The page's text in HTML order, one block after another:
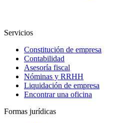
Servicios
Constitución de empresa
Contabilidad
Asesoría fiscal
Nóminas y RRHH
Liquidación de empresa
Encontrar una oficina
Formas jurídicas